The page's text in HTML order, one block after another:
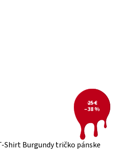
25 €
–38 %
Shirt Burgundy tričko pánske